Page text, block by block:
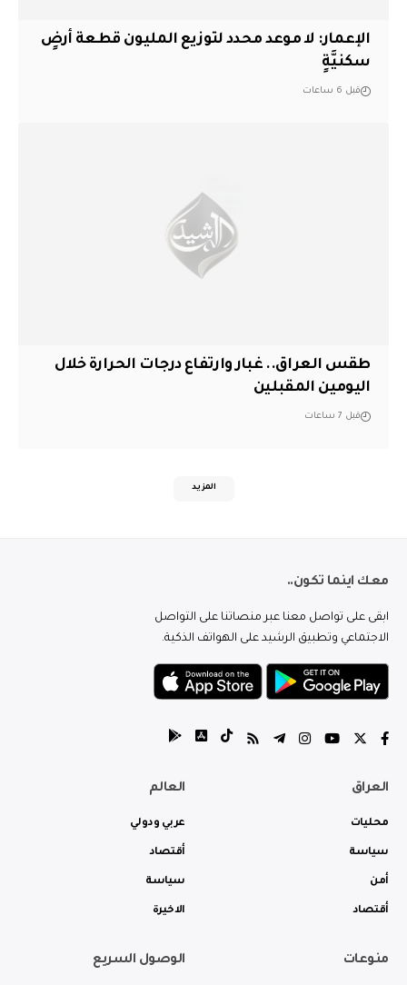
الإعمار: لا موعد محدد لتوزيع المليون قطعة أرضٍ
سكنيَّةٍ
قبل 6 ساعات
طقس العراق.. غبار وارتفاع درجات الحرارة خلال
اليومين المقبلين
قبل 7 ساعات
المزيد
معك اينما تكون..
ابقى على تواصل معنا عبر منصاتنا على التواصل
الاجتماعي وتطبيق الرشيد على الهواتف الذكية.
العراق
محليات
سياسة
أمن
أقتصاد
العالم
عربي ودولي
أقتصاد
سياسة
الاخيرة
منوعات الوصول السريع